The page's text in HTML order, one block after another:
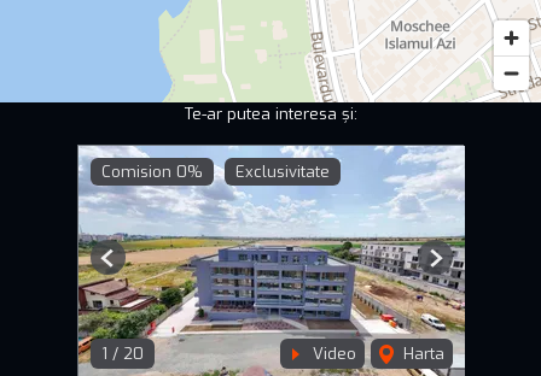
Te-ar putea interesa și:
Comision 0% Exclusivitate
1 / 20 Video Harta
Previous Next